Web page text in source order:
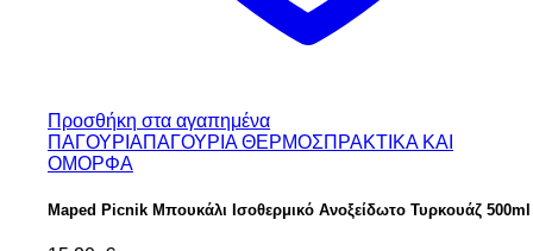
Προσθήκη στα αγαπημένα
ΠΑΓΟΥΡΙΑΠΑΓΟΥΡΙΑ ΘΕΡΜΟΣΠΡΑΚΤΙΚΑ ΚΑΙ
ΟΜΟΡΦΑ
Maped Picnik Μπουκάλι Ισοθερμικό Ανοξείδωτο Τυρκουάζ 500ml